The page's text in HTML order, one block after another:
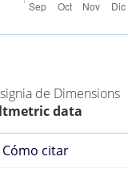
de Dimensions
data
Cómo citar